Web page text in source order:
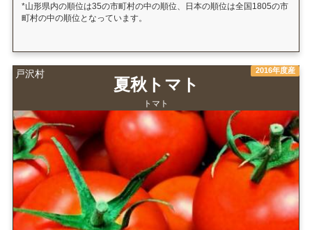
*山形県内の順位は35の市町村の中の順位、日本の順位は全国1805の市
町村の中の順位となっています。
戸沢村 2016年度産
夏秋トマト
トマト